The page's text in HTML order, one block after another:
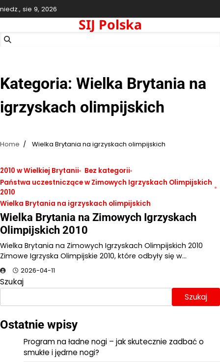
Skip
to
niedz., sie 9, 2026
SIJ Polska
Kategoria: Wielka Brytania na
igrzyskach olimpijskich
Home Wielka Brytania na igrzyskach olimpijskich
2010 w Wielkiej Brytanii
Bez kategorii
Państwa uczestniczące w Zimowych Igrzyskach Olimpijskich
2010
Wielka Brytania na igrzyskach olimpijskich
Wielka Brytania na Zimowych Igrzyskach
Olimpijskich 2010
Wielka Brytania na Zimowych Igrzyskach Olimpijskich 2010
Zimowe Igrzyska Olimpijskie 2010, które odbyły się w…
2026-04-11
Szukaj
Szukaj
Ostatnie wpisy
Program na ładne nogi – jak skutecznie zadbać o
smukłe i jędrne nogi?